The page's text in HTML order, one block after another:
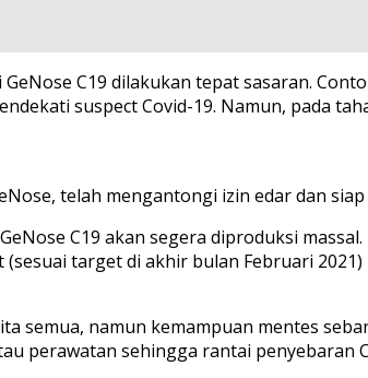
C19 dilakukan tepat sasaran.
suspect Covid-19. Namun, pada
telah mengantongi izin edar dan
C19 akan segera diproduksi
target di akhir bulan Februari
semua, namun kemampuan mentes
perawatan sehingga rantai penyebaran